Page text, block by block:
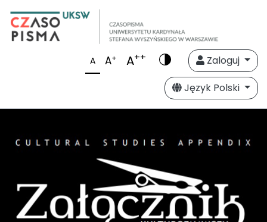
A A+ A++
Zaloguj
Język Polski